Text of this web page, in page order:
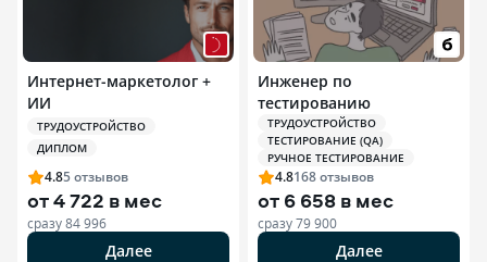
Интернет-маркетолог +
ИИ
ТРУДОУСТРОЙСТВО
ДИПЛОМ
4.85отзывов
от4 722 в мес
сразу84 996
Далее
Инженер по
тестированию
ТРУДОУСТРОЙСТВО
ТЕСТИРОВАНИЕ (QA)
РУЧНОЕ ТЕСТИРОВАНИЕ
4.8168отзывов
от 6 658 в мес
сразу79 900
Далее